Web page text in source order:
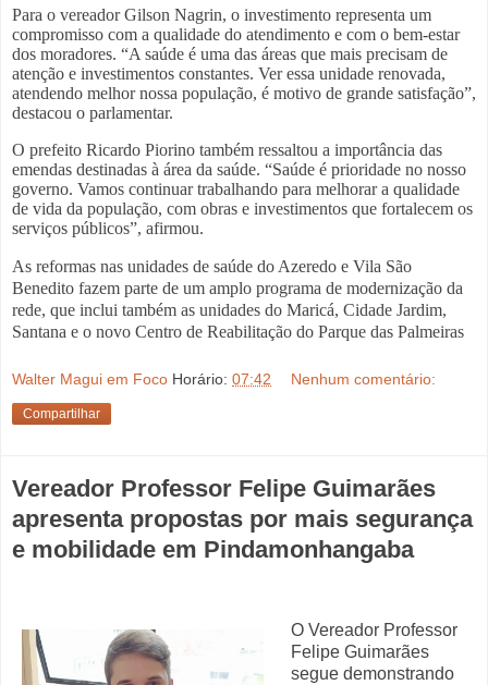
Para o vereador Gilson Nagrin, o investimento representa um
compromisso com a qualidade do atendimento e com o bem-estar
dos moradores. “A saúde é uma das áreas que mais precisam de
atenção e investimentos constantes. Ver essa unidade renovada,
atendendo melhor nossa população, é motivo de grande satisfação”,
destacou o parlamentar.
O prefeito Ricardo Piorino também ressaltou a importância das
emendas destinadas à área da saúde. “Saúde é prioridade no nosso
governo. Vamos continuar trabalhando para melhorar a qualidade
de vida da população, com obras e investimentos que fortalecem os
serviços públicos”, afirmou.
As reformas nas unidades de saúde do Azeredo e Vila São
Benedito fazem parte de um amplo programa de modernização da
rede, que inclui também as unidades do Maricá, Cidade Jardim,
Santana e o novo Centro de Reabilitação do Parque das Palmeiras
Walter Magui em Foco Horário: 07:42 Nenhum comentário:
Compartilhar
Vereador Professor Felipe Guimarães
apresenta propostas por mais segurança
e mobilidade em Pindamonhangaba
O Vereador Professor
Felipe Guimarães
segue demonstrando